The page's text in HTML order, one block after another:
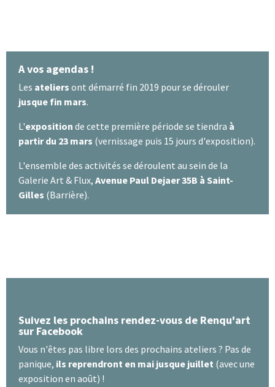
A vos agendas !
Les ateliers ont démarré fin 2019 pour se dérouler
jusque fin mars.
L'exposition de cette première période se tiendra à
partir du 23 mars (vernissage puis 15 jours d'exposition).
L'ensemble des activités se déroulent au sein de la
Galerie Art & Flux, Avenue Paul Dejaer 35B à Saint-
Gilles (Barrière).
Suivez les prochains rendez-vous de Renqu'art
sur Facebook
Vous n'êtes pas libre lors des prochains ateliers ? Pas de
panique, ils reprendront en mai jusque juillet (avec une
exposition en août) !